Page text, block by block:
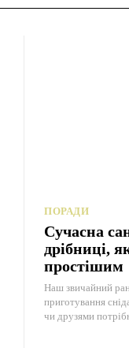
ПОРАДИ
Сучасна
дрібниці,
простішим
Наш звичайний
приготування
чи друзями